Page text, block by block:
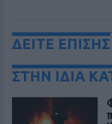
ΔΕΙΤΕ ΕΠΙΣΗΣ
ΣΤΗΝ ΙΔΙΑ